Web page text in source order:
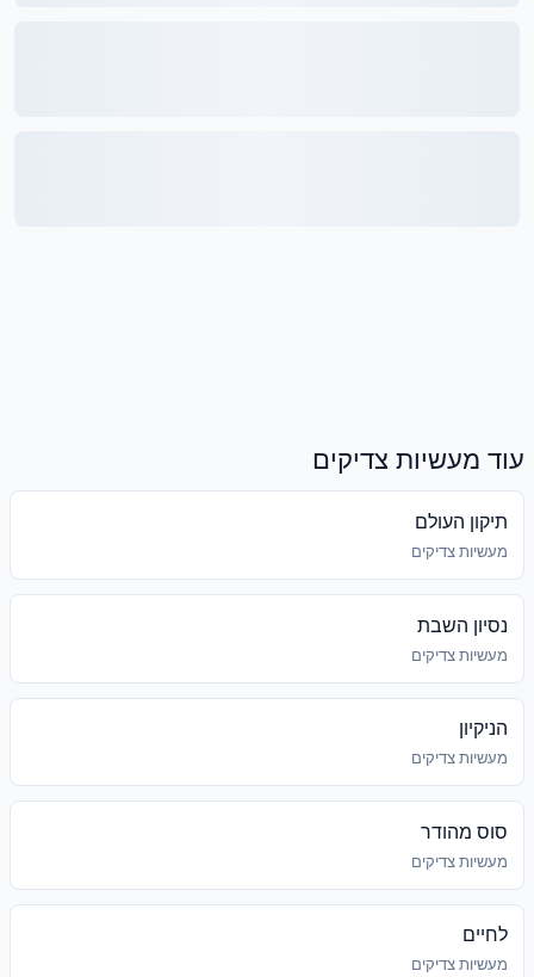
עוד מעשיות צדיקים
תיקון העולם
מעשיות צדיקים
נסיון השבת
מעשיות צדיקים
הניקיון
מעשיות צדיקים
סוס מהודר
מעשיות צדיקים
לחיים
מעשיות צדיקים